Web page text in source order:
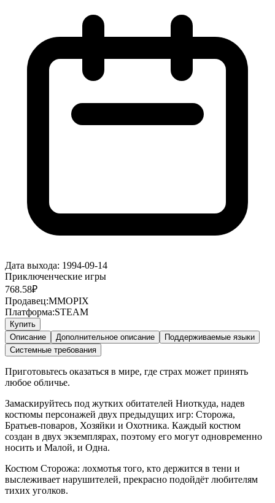
Дата выхода: 1994-09-14
Приключенческие игры
768.58₽
Продавец:MMOPIX
Платформа:STEAM
Купить
Описание
Дополнительное описание
Поддерживаемые языки
Системные требования
Приготовьтесь оказаться в мире, где страх может принять
любое обличье.
Замаскируйтесь под жутких обитателей Ниоткуда, надев
костюмы персонажей двух предыдущих игр: Сторожа,
Братьев-поваров, Хозяйки и Охотника. Каждый костюм
создан в двух экземплярах, поэтому его могут одновременно
носить и Малой, и Одна.
Костюм Сторожа: лохмотья того, кто держится в тени и
выслеживает нарушителей, прекрасно подойдёт любителям
тихих уголков.